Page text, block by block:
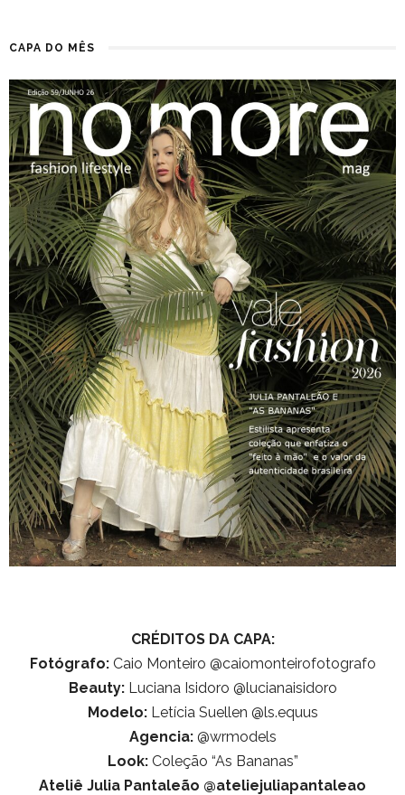
CAPA DO MÊS
CRÉDITOS DA CAPA:
Fotógrafo:Caio Monteiro @caiomonteirofotografo
Beauty:Luciana Isidoro @lucianaisidoro
Modelo:Letícia Suellen @ls.equus
Agencia:@wrmodels
Look:Coleção “As Bananas”
Ateliê Julia Pantaleão @ateliejuliapantaleao